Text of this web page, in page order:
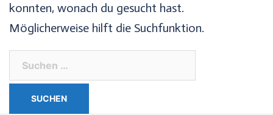
konnten, wonach du gesucht hast.
Möglicherweise hilft die Suchfunktion.